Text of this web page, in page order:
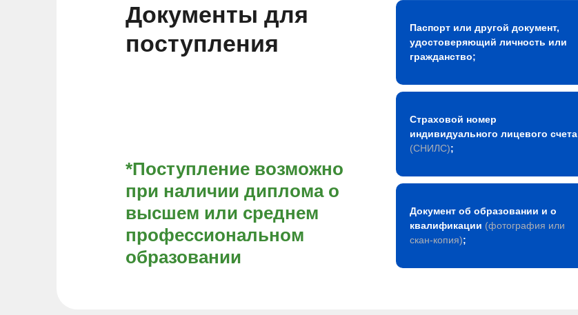
Документы для
поступления
*Поступление возможно
при наличии диплома о
высшем или среднем
профессиональном
образовании
Паспорт или другой документ,
удостоверяющий личность или
гражданство;
Страховой номер
индивидуального лицевого счета
(СНИЛС);
Документ об образовании и о
квалификации (фотография или
скан-копия);